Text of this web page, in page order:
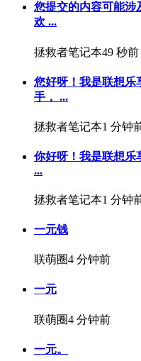
您提交的内容可能涉
欢 ...
拯救者笔记本49 秒前
您好呀！我是联想乐
手， ...
拯救者笔记本1 分钟
你好呀！我是联想乐
...
拯救者笔记本1 分钟
一元钱
联萌圈4 分钟前
一元
联萌圈4 分钟前
一元。